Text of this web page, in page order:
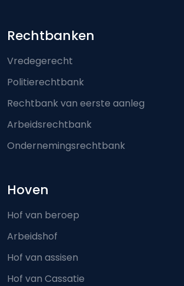
Footer-menu
Rechtbanken
Vredegerecht
Politierechtbank
Rechtbank van eerste aanleg
Arbeidsrechtbank
Ondernemingsrechtbank
Hoven
Hof van beroep
Arbeidshof
Hof van assisen
Hof van Cassatie